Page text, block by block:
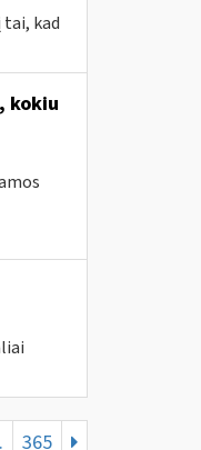
kad
kokiu
365